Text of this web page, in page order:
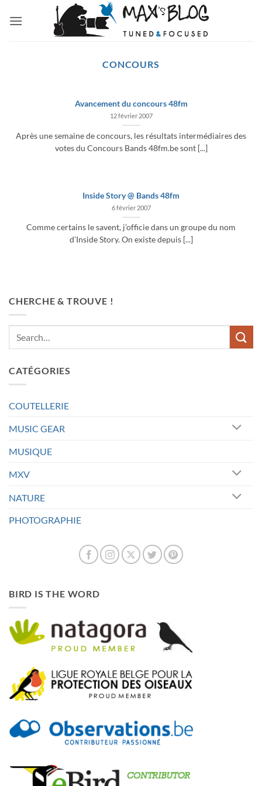
CONCOURS
Avancement du concours 48fm
12 février 2007
Après une semaine de concours, les résultats intermédiaires des
votes du Concours Bands 48fm.be sont [...]
Inside Story @ Bands 48fm
6 février 2007
Comme certains le savent, j’officie dans un groupe du nom
d’Inside Story. On existe depuis [...]
CHERCHE & TROUVE !
CATÉGORIES
COUTELLERIE
MUSIC GEAR
MUSIQUE
MXV
NATURE
PHOTOGRAPHIE
BIRD IS THE WORD